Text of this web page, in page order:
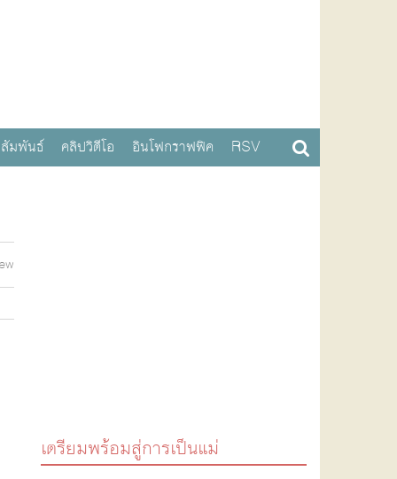
มพันธ์ คลิปวิดีโอ อินโฟกราฟฟิค RSV
เตรียมพร้อมสู่การเป็นแม่